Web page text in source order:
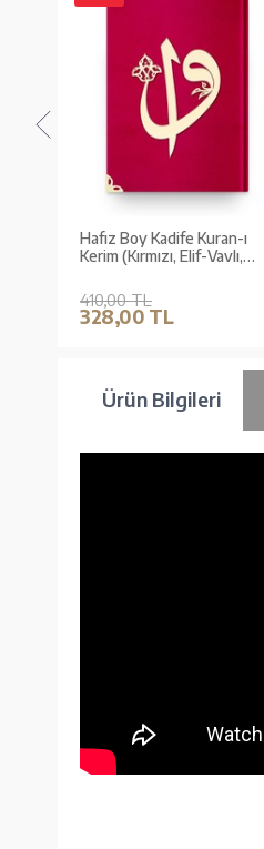
Hafız Boy Kadife Kuran-ı
Kerim (Kırmızı, Elif-Vavlı,
410,00 TL
328,00 TL
Ürün Bilgileri